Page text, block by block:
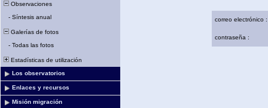
Observaciones
- Síntesis anual
Galerías de fotos
- Todas las fotos
Estadísticas de utilización
Los observatorios
Enlaces y recursos
Misión migración
correo electrónico :
contraseña :